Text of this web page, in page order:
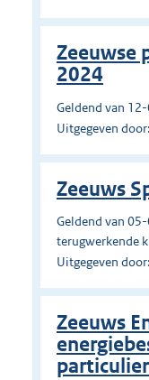
Zeeuwse
2024
Geldend van
Uitgegeven
Zeeuws
Geldend van
terugwerkende
Uitgegeven
Zeeuws